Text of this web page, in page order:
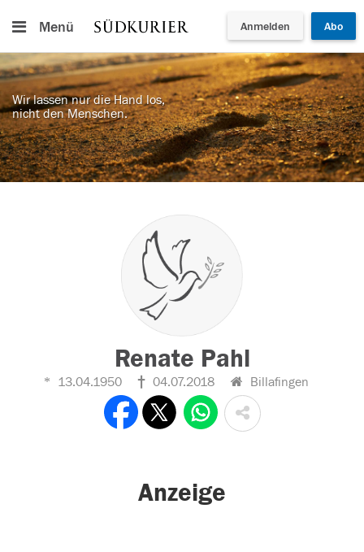
Menü Anmelden Abo
Wir lassen nur die Hand los,
nicht den Menschen.
Renate Pahl
13.04.1950 04.07.2018 Billafingen
Anzeige